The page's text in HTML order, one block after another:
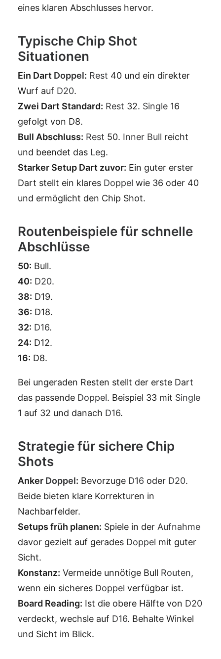
eines klaren Abschlusses hervor.
Typische Chip Shot
Situationen
Ein Dart Doppel: Rest 40 und ein direkter
Wurf auf D20.
Zwei Dart Standard: Rest 32. Single 16
gefolgt von D8.
Bull Abschluss: Rest 50. Inner Bull reicht
und beendet das Leg.
Starker Setup Dart zuvor: Ein guter erster
Dart stellt ein klares Doppel wie 36 oder 40
und ermöglicht den Chip Shot.
Routenbeispiele für schnelle
Abschlüsse
50: Bull.
40: D20.
38: D19.
36: D18.
32: D16.
24: D12.
16: D8.
Bei ungeraden Resten stellt der erste Dart
das passende Doppel. Beispiel 33 mit Single
1 auf 32 und danach D16.
Strategie für sichere Chip
Shots
Anker Doppel: Bevorzuge D16 oder D20.
Beide bieten klare Korrekturen in
Nachbarfelder.
Setups früh planen: Spiele in der Aufnahme
davor gezielt auf gerades Doppel mit guter
Sicht.
Konstanz: Vermeide unnötige Bull Routen,
wenn ein sicheres Doppel verfügbar ist.
Board Reading: Ist die obere Hälfte von D20
verdeckt, wechsle auf D16. Behalte Winkel
und Sicht im Blick.